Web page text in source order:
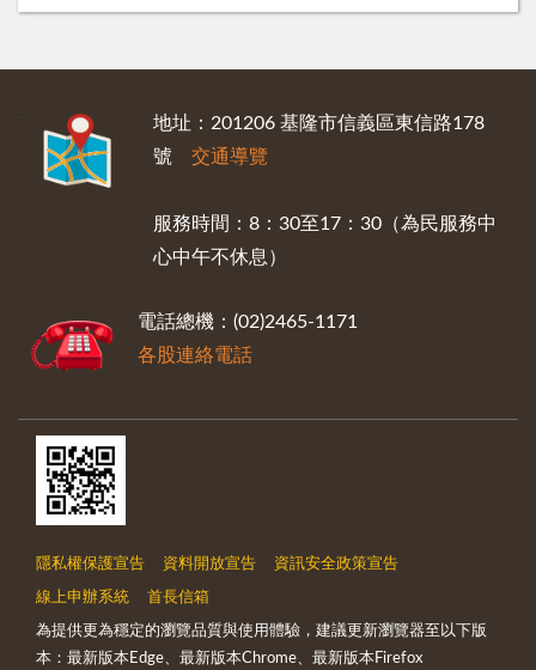
地址：201206 基隆市信義區東信路178
號 交通導覽
服務時間：8：30至17：30（為民服務中
心中午不休息）
電話總機：(02)2465-1171
各股連絡電話
隱私權保護宣告 資料開放宣告 資訊安全政策宣告
線上申辦系統 首長信箱
為提供更為穩定的瀏覽品質與使用體驗，建議更新瀏覽器至以下版
本：最新版本Edge、最新版本Chrome、最新版本Firefox